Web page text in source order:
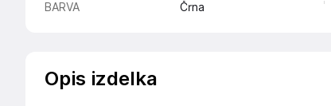
BARVA Črna
Opis izdelka